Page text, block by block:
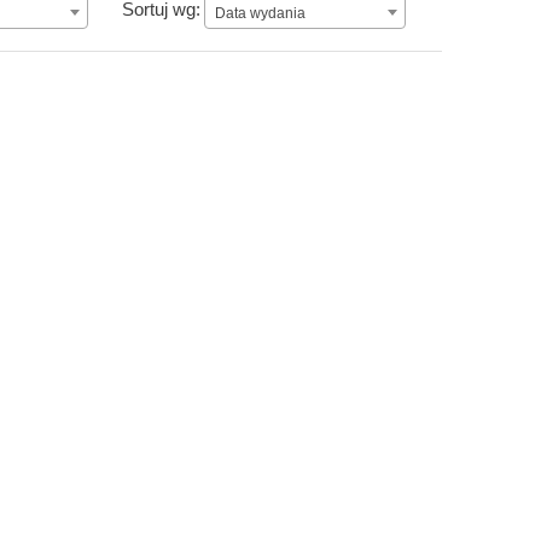
Sortuj wg: Data wydania
Data wydania